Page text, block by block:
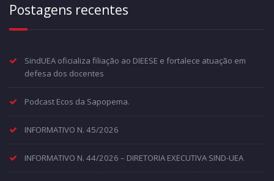
Postagens recentes
SindUEA oficializa filiação ao DIEESE e fortalece atuação em
defesa dos docentes
Podcast Ecos da Sapopema.
INFORMATIVO N. 45/2026
INFORMATIVO N. 44/2026 – DIRETORIA EXECUTIVA SIND-UEA